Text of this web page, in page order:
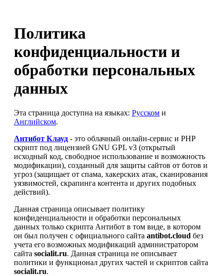
Политика
конфиденциальности и
обработки персональных
данных
Эта страница доступна на языках: Русском и
Английском.
Антибот Клауд - это облачный онлайн-сервис и PHP
скрипт под лицензией GNU GPL v3 (открытый
исходный код, свободное использование и возможность
модификации), созданный для защиты сайтов от ботов и
угроз (защищает от спама, хакерских атак, сканирования
уязвимостей, скрапинга контента и других подобных
действий).
Данная страница описывает политику
конфиденциальности и обработки персональных
данных только скрипта Антибот в том виде, в котором
он был получен с официального сайта antibot.cloud без
учета его возможных модификаций администратором
сайта socialit.ru. Данная страница не описывает
политики и функционал других частей и скриптов сайта
socialit.ru.